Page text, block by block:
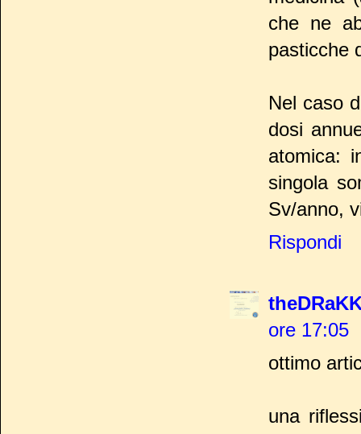
che ne
pasticche
Nel caso
dosi
atomica:
singola
Sv/anno,
Rispondi
ore 17:05
ottimo
una